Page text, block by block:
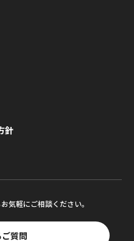
針
気軽にご相談ください。
質問